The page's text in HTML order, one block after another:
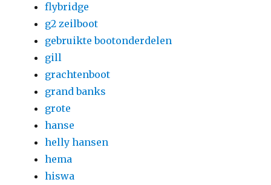
flybridge
g2 zeilboot
gebruikte bootonderdelen
gill
grachtenboot
grand banks
grote
hanse
helly hansen
hema
hiswa